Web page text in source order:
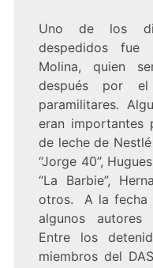
Uno de los
despedidos fue
Molina, quien
después por
paramilitares.
eran importantes
de leche de
“Jorge 40”,
“La Barbie”,
otros. A la fecha
algunos autores
Entre los
miembros del